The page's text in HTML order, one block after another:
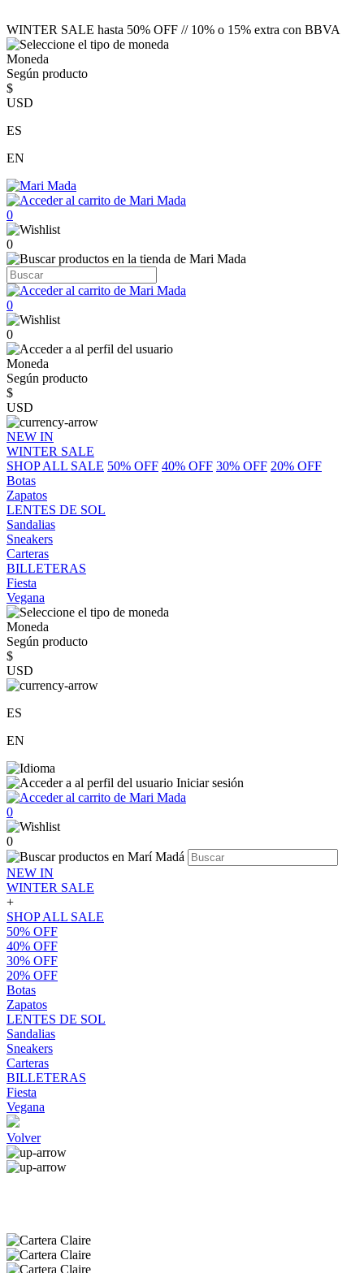
WINTER SALE hasta 50% OFF // 10% o 15% extra con BBVA
Moneda
Según producto
$
USD
ES
EN
0
0
0
0
Moneda
Según producto
$
USD
NEW IN
WINTER SALE
SHOP ALL SALE 50% OFF 40% OFF 30% OFF 20% OFF
Botas
Zapatos
LENTES DE SOL
Sandalias
Sneakers
Carteras
BILLETERAS
Fiesta
Vegana
Moneda
Según producto
$
USD
ES
EN
Iniciar sesión
0
0
NEW IN
WINTER SALE
+
SHOP ALL SALE
50% OFF
40% OFF
30% OFF
20% OFF
Botas
Zapatos
LENTES DE SOL
Sandalias
Sneakers
Carteras
BILLETERAS
Fiesta
Vegana
Volver